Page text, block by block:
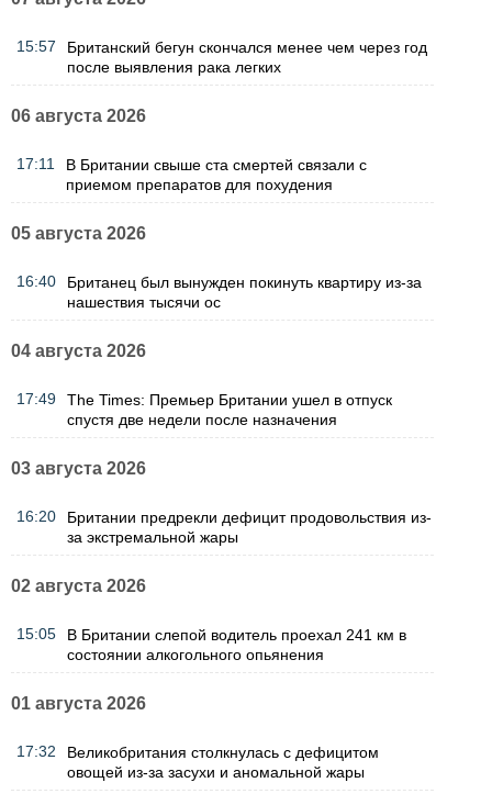
15:57
Британский бегун скончался менее чем через год
после выявления рака легких
06 августа 2026
17:11
В Британии свыше ста смертей связали с
приемом препаратов для похудения
05 августа 2026
16:40
Британец был вынужден покинуть квартиру из-за
нашествия тысячи ос
04 августа 2026
17:49
The Times: Премьер Британии ушел в отпуск
спустя две недели после назначения
03 августа 2026
16:20
Британии предрекли дефицит продовольствия из-
за экстремальной жары
02 августа 2026
15:05
В Британии слепой водитель проехал 241 км в
состоянии алкогольного опьянения
01 августа 2026
17:32
Великобритания столкнулась с дефицитом
овощей из-за засухи и аномальной жары